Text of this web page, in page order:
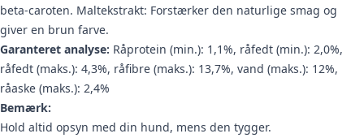
beta-caroten. Maltekstrakt: Forstærker den naturlige smag og
giver en brun farve.
Garanteret analyse: Råprotein (min.): 1,1%, råfedt (min.): 2,0%,
råfedt (maks.): 4,3%, råfibre (maks.): 13,7%, vand (maks.): 12%,
råaske (maks.): 2,4%
Bemærk:
Hold altid opsyn med din hund, mens den tygger.